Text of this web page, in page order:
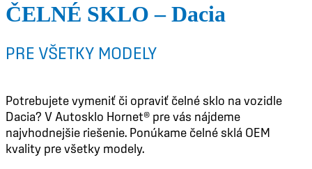
ČELNÉ SKLO – Dacia
PRE VŠETKY MODELY
Potrebujete vymeniť či opraviť čelné sklo na vozidle
Dacia? V Autosklo Hornet® pre vás nájdeme
najvhodnejšie riešenie. Ponúkame čelné sklá OEM
kvality pre všetky modely.